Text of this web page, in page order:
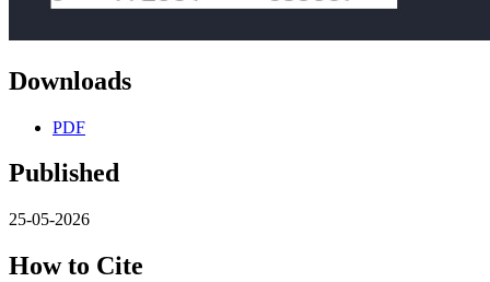
Downloads
PDF
Published
25-05-2026
How to Cite